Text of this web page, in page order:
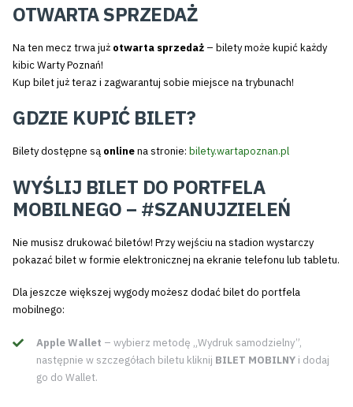
OTWARTA SPRZEDAŻ
Na ten mecz trwa już otwarta sprzedaż – bilety może kupić każdy
kibic Warty Poznań!
Kup bilet już teraz i zagwarantuj sobie miejsce na trybunach!
GDZIE KUPIĆ BILET?
Bilety dostępne są onlinena stronie: bilety.wartapoznan.pl
WYŚLIJ BILET DO PORTFELA
MOBILNEGO – #SZANUJZIELEŃ
Nie musisz drukować biletów! Przy wejściu na stadion wystarczy
pokazać bilet w formie elektronicznej na ekranie telefonu lub tabletu.
Dla jeszcze większej wygody możesz dodać bilet do portfela
mobilnego:
Apple Wallet – wybierz metodę „Wydruk samodzielny”,
następnie w szczegółach biletu kliknij BILET MOBILNY i dodaj
go do Wallet.